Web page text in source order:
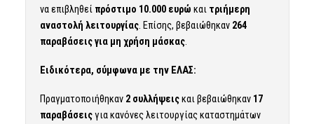
να επιβληθεί πρόστιμο 10.000 ευρώ και τριήμερη
αναστολή λειτουργίας. Επίσης, βεβαιώθηκαν264
παραβάσεις για μη χρήση μάσκας.
Ειδικότερα, σύμφωνα με την ΕΛΑΣ:
Πραγματοποιήθηκαν2 συλλήψειςκαι βεβαιώθηκαν 17
παραβάσειςγια κανόνες λειτουργίας καταστημάτων